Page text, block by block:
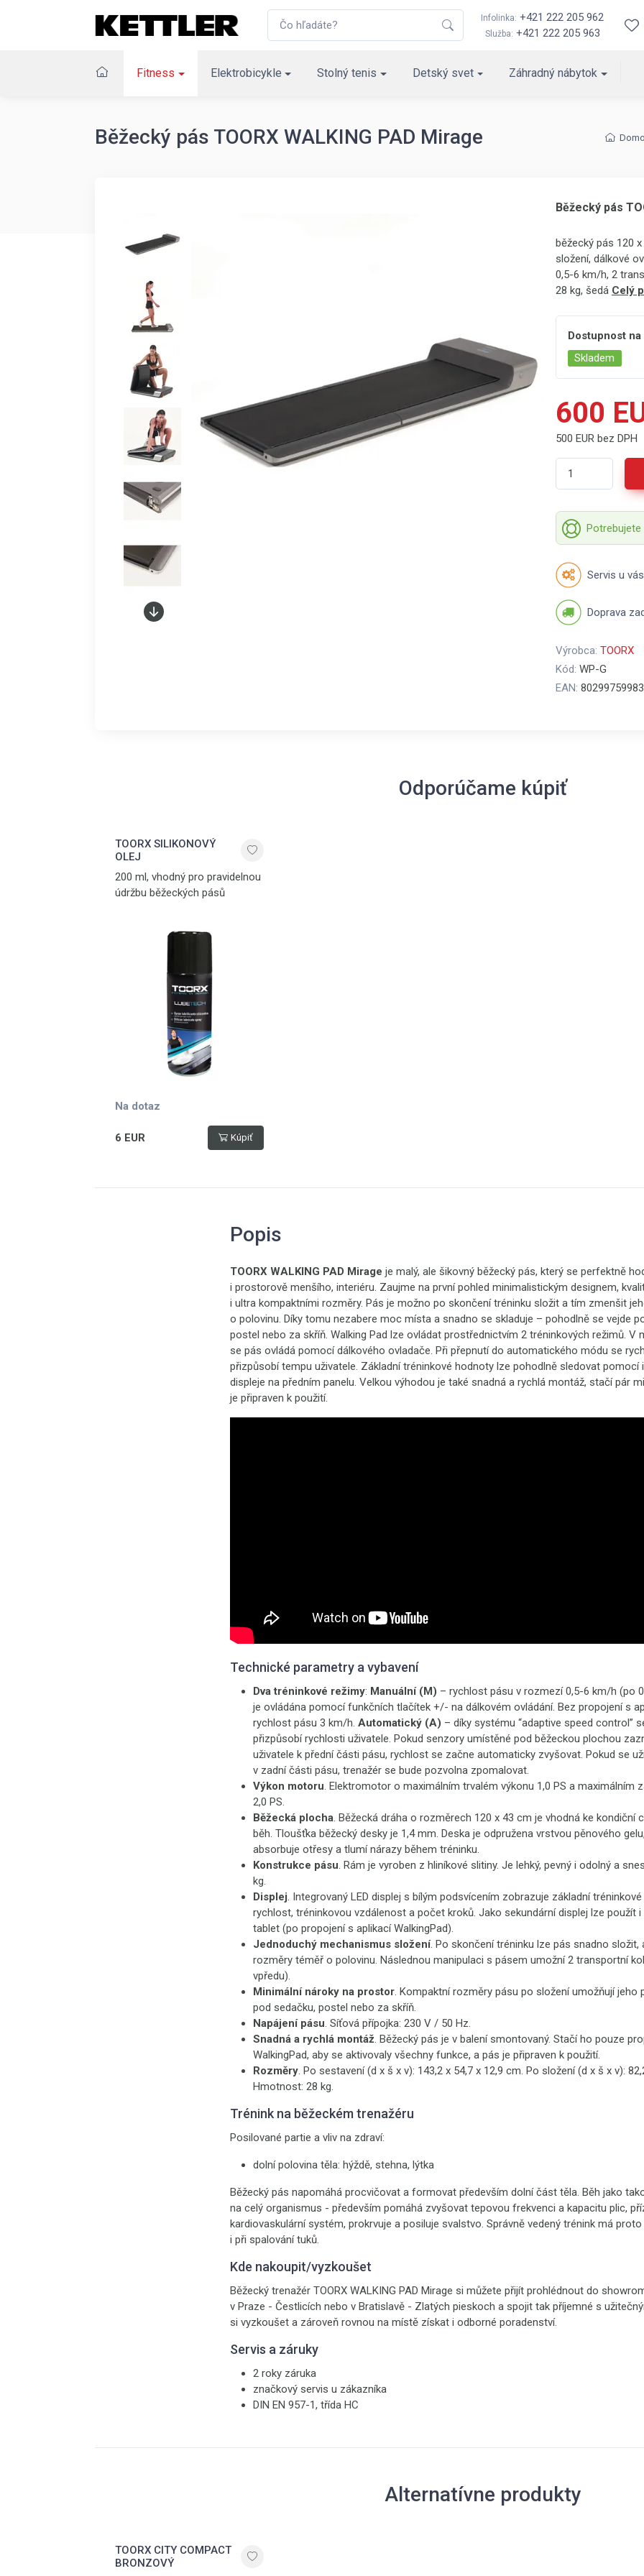
Infolinka: +421 222 205 962
Služba: +421 222 205 963
Fitness Elektrobicykle Stolný tenis Detský svet Záhradný nábytok
Běžecký pás TOORX WALKING PAD Mirage
Běžecký pás
běžecký pás 120
složení, dálkové
0,5-6 km/h, 2
28 kg, šedá Celý
Dostupnost
Skladem
600
500 EUR bez DPH
Servis u vás
Doprava
Výrobca: TOORX
Kód: WP-G
EAN:
Odporúčame kúpiť
TOORX SILIKONOVÝ
OLEJ
200 ml, vhodný pro pravidelnou
údržbu běžeckých pásů
Na dotaz
6 EUR Kúpiť
Popis
TOORX WALKING PAD Mirage je malý, ale šikovný běžecký pás, který se perfektně
i prostorově menšího, interiéru. Zaujme na první pohled minimalistickým designem,
i ultra kompaktními rozměry. Pás je možno po skončení tréninku složit a tím zmenšit
o polovinu. Díky tomu nezabere moc místa a snadno se skladuje – pohodlně se vejde
postel nebo za skříň. Walking Pad lze ovládat prostřednictvím 2 tréninkových režimů. V
se pás ovládá pomocí dálkového ovladače. Při přepnutí do automatického módu se
přizpůsobí tempu uživatele. Základní tréninkové hodnoty lze pohodlně sledovat pomocí
displeje na předním panelu. Velkou výhodou je také snadná a rychlá montáž, stačí pár
je připraven k použití.
Technické parametry a vybavení
Dva tréninkové režimy: Manuální (M) – rychlost pásu v rozmezí 0,5-6 km/h (po
je ovládána pomocí funkčních tlačítek +/- na dálkovém ovládání. Bez propojení s
rychlost pásu 3 km/h. Automatický (A) – díky systému “adaptive speed control”
přizpůsobí rychlosti uživatele. Pokud senzory umístěné pod běžeckou plochou
uživatele k přední části pásu, rychlost se začne automaticky zvyšovat. Pokud se
v zadní části pásu, trenažér se bude pozvolna zpomalovat.
Výkon motoru. Elektromotor o maximálním trvalém výkonu 1,0 PS a maximálním
2,0 PS.
Běžecká plocha. Běžecká dráha o rozměrech 120 x 43 cm je vhodná ke kondiční
běh. Tloušťka běžecký desky je 1,4 mm. Deska je odpružena vrstvou pěnového
absorbuje otřesy a tlumí nárazy během tréninku.
Konstrukce pásu. Rám je vyroben z hliníkové slitiny. Je lehký, pevný i odolný a
kg.
Displej. Integrovaný LED displej s bílým podsvícením zobrazuje základní
rychlost, tréninkovou vzdálenost a počet kroků. Jako sekundární displej lze použít
tablet (po propojení s aplikací WalkingPad).
Jednoduchý mechanismus složení. Po skončení tréninku lze pás snadno
rozměry téměř o polovinu. Následnou manipulaci s pásem umožní 2 transportní
vpředu).
Minimální nároky na prostor. Kompaktní rozměry pásu po složení umožňují jeho
pod sedačku, postel nebo za skříň.
Napájení pásu. Síťová přípojka: 230 V / 50 Hz.
Snadná a rychlá montáž. Běžecký pás je v balení smontovaný. Stačí ho pouze
WalkingPad, aby se aktivovaly všechny funkce, a pás je připraven k použití.
Rozměry. Po sestavení (d x š x v): 143,2 x 54,7 x 12,9 cm. Po složení (d x š x v):
Hmotnost: 28 kg.
Trénink na běžeckém trenažéru
Posilované partie a vliv na zdraví:
dolní polovina těla: hýždě, stehna, lýtka
Běžecký pás napomáhá procvičovat a formovat především dolní část těla. Běh jako
na celý organismus - především pomáhá zvyšovat tepovou frekvenci a kapacitu plic,
kardiovaskulární systém, prokrvuje a posiluje svalstvo. Správně vedený trénink má
i při spalování tuků.
Kde nakoupit/vyzkoušet
Běžecký trenažér TOORX WALKING PAD Mirage si můžete přijít prohlédnout do
v Praze - Čestlicích nebo v Bratislavě - Zlatých pieskoch a spojit tak příjemné s
si vyzkoušet a zároveň rovnou na místě získat i odborné poradenství.
Servis a záruky
2 roky záruka
značkový servis u zákazníka
DIN EN 957-1, třída HC
Alternatívne produkty
TOORX CITY COMPACT
BRONZOVÝ